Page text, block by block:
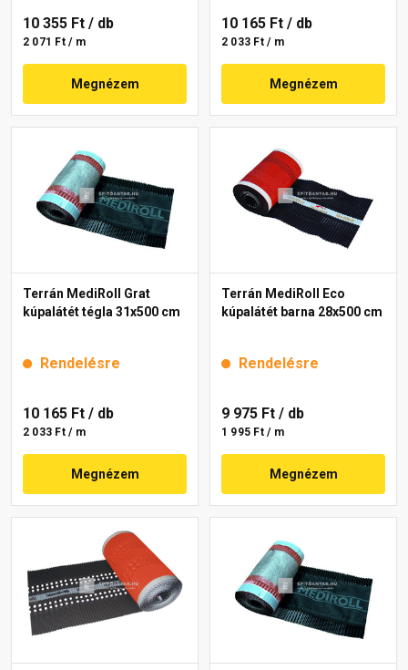
10 355 Ft / db
2 071 Ft / m
Megnézem
10 165 Ft / db
2 033 Ft / m
Megnézem
Terrán MediRoll Grat
kúpalátét tégla 31x500 cm
Rendelésre
10 165 Ft / db
2 033 Ft / m
Megnézem
Terrán MediRoll Eco
kúpalátét barna 28x500 cm
Rendelésre
9 975 Ft / db
1 995 Ft / m
Megnézem